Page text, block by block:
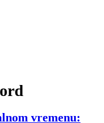
vremenu: